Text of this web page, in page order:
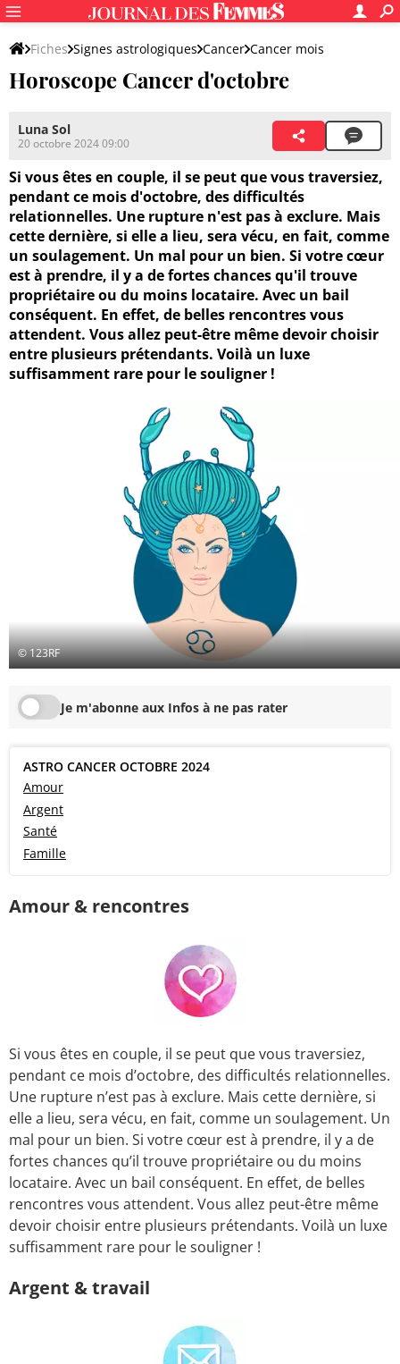
Fiches Signes astrologiques Cancer Cancer mois
Horoscope Cancer d'octobre
Luna Sol
20 octobre 2024 09:00
Si vous êtes en couple, il se peut que vous traversiez,
pendant ce mois d'octobre, des difficultés
relationnelles. Une rupture n'est pas à exclure. Mais
cette dernière, si elle a lieu, sera vécu, en fait, comme
un soulagement. Un mal pour un bien. Si votre cœur
est à prendre, il y a de fortes chances qu'il trouve
propriétaire ou du moins locataire. Avec un bail
conséquent. En effet, de belles rencontres vous
attendent. Vous allez peut-être même devoir choisir
entre plusieurs prétendants. Voilà un luxe
suffisamment rare pour le souligner !
© 123RF
Je m'abonne aux Infos à ne pas rater
ASTRO CANCER OCTOBRE 2024
Amour
Argent
Santé
Famille
Amour & rencontres
Si vous êtes en couple, il se peut que vous traversiez,
pendant ce mois d’octobre, des difficultés relationnelles.
Une rupture n’est pas à exclure. Mais cette dernière, si
elle a lieu, sera vécu, en fait, comme un soulagement. Un
mal pour un bien. Si votre cœur est à prendre, il y a de
fortes chances qu’il trouve propriétaire ou du moins
locataire. Avec un bail conséquent. En effet, de belles
rencontres vous attendent. Vous allez peut-être même
devoir choisir entre plusieurs prétendants. Voilà un luxe
suffisamment rare pour le souligner !
Argent & travail